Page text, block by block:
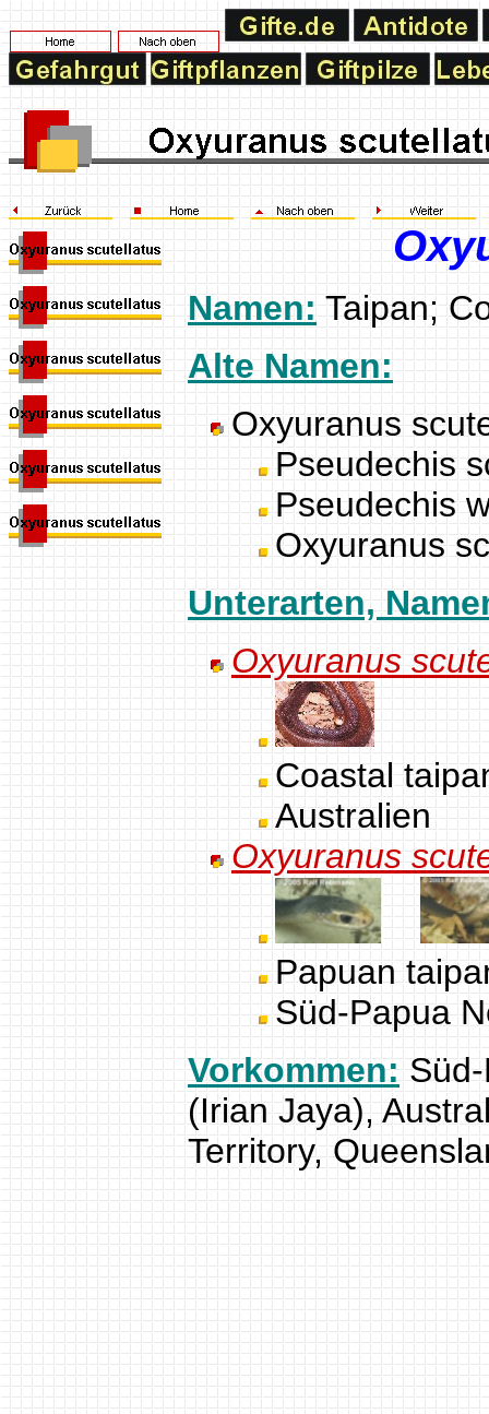
Namen: Taipan;
Alte Namen:
Oxyuranus
Pseudechis
Pseudechis
Oxyuranus
Unterarten,
Oxyuranus
Coastal
Australien
Oxyuranus
Papuan
Süd-Papua
Vorkommen:
(Irian Jaya),
Territory,